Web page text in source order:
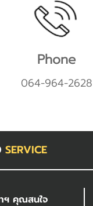
Phone
064-964-2628
SERVICE
ฯ คุณสนใจ